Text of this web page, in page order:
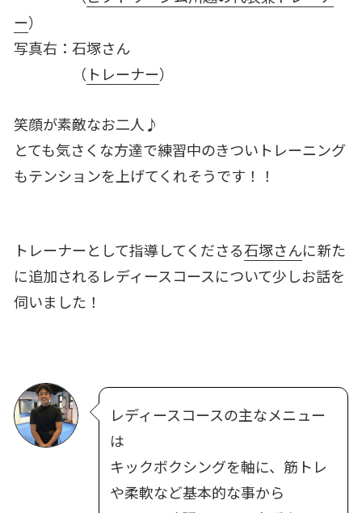
ー）
写真右：石塚さん
（ トレーナー）
笑顔が素敵なお二人♪
とても気さくな方達で練習中のきついトレーニング
もテンションを上げてくれそうです！！
トレーナーとして指導してくださる石塚さんに新た
に追加されるレディースコースについて少しお話を
伺いました！
レディースコースの主なメニュー
は
キックボクシングを軸に、筋トレ
や柔軟など基本的な事から